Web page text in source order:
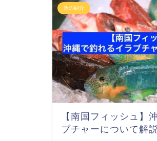
魚の紹介
【南国フィッシュ】
ブチャーについて解説